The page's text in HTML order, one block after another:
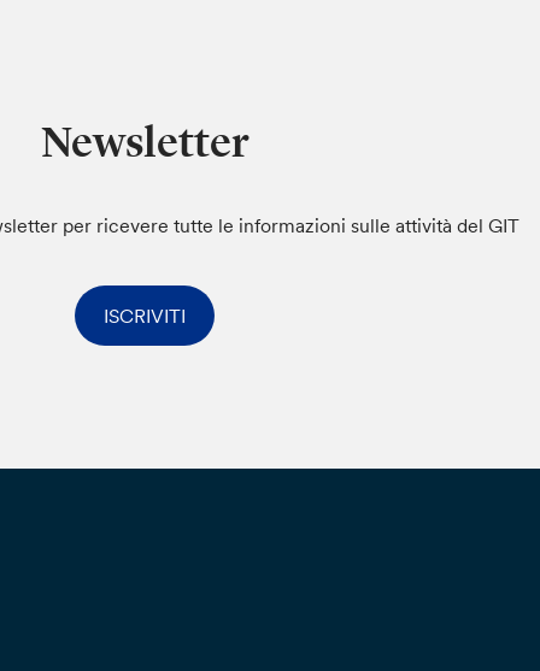
Newsletter
per ricevere tutte le informazioni sulle attività del GIT
ISCRIVITI